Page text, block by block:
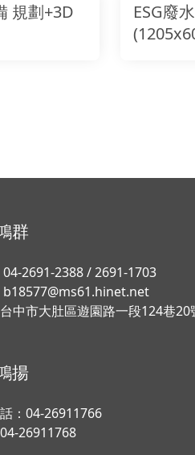
規劃+3D
ESG廢
群
04-2691-2388/2691-1703
b18577@ms61.hinet.net
台中市大肚區遊園路一段124巷20
揚
： 04-26911766
26911768